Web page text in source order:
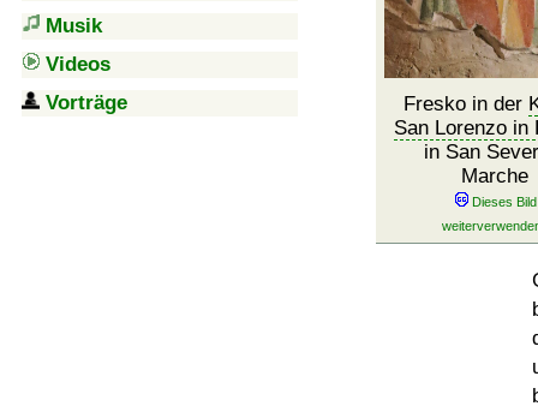
Musik
Videos
Vorträge
Fresko in der
San Lorenzo in
in San
Marche